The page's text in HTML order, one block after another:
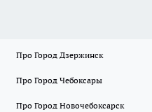
Про Город Дзержинск
Про Город Чебоксары
Про Город Новочебоксарск